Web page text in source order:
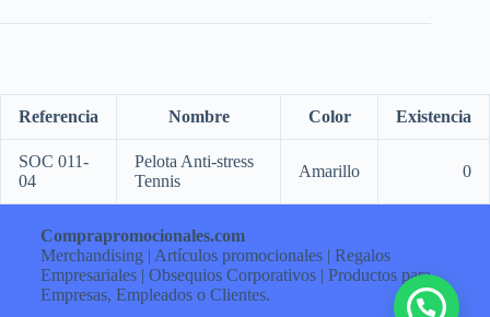
Referencia Nombre Color Existencia
SOC 011-
04
Pelota Anti-stress
Tennis
Amarillo 0
Comprapromocionales.com
Merchandising | Artículos promocionales | Regalos
Empresariales | Obsequios Corporativos | Productos para
Empresas, Empleados o Clientes.